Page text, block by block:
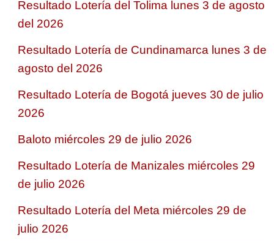
Resultado Lotería del Tolima lunes 3 de agosto
del 2026
Resultado Lotería de Cundinamarca lunes 3 de
agosto del 2026
Resultado Lotería de Bogotá jueves 30 de julio
2026
Baloto miércoles 29 de julio 2026
Resultado Lotería de Manizales miércoles 29
de julio 2026
Resultado Lotería del Meta miércoles 29 de
julio 2026